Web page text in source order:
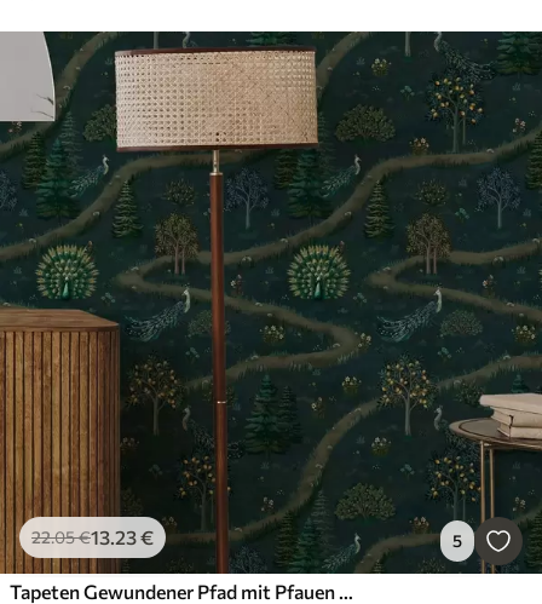
22.05€13.23€ 5
Tapeten Gewundener Pfad mit Pfauen und Zitronenbäumen auf dunklem Hintergrund